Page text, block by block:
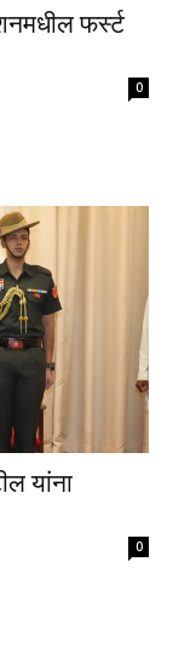
फर्स्ट
0
यांना
0